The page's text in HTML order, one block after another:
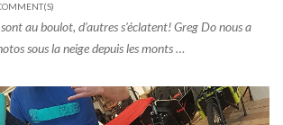
au boulot, d'autres s'éclatent! Greg Do nous a
sous la neige depuis les monts …